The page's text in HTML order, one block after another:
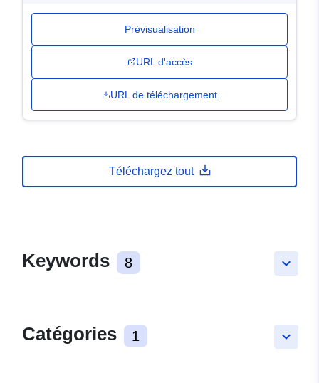
Prévisualisation
URL d'accès
URL de téléchargement
Téléchargez tout
keyboard_arrow_down
Keywords 8
keyboard_arrow_down
Catégories 1